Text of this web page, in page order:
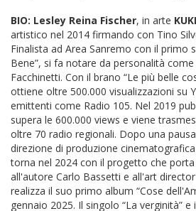
BIO: Lesley Reina Fischer, in arte
artistico nel 2014 firmando con Tino
Finalista ad Area Sanremo con il primo
Bene”, si fa notare da personalità
Facchinetti. Con il brano “Le più belle
ottiene oltre 500.000 visualizzazioni su
emittenti come Radio 105. Nel 2019
supera le 600.000 views e viene
oltre 70 radio regionali. Dopo una
direzione di produzione
torna nel 2024 con il progetto che
all'autore Carlo Bassetti e all'art
realizza il suo primo album “Cose
gennaio 2025. Il singolo “La verginità” e